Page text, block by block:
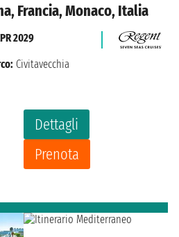
Francia, Monaco, Italia
Dettagli
Prenota
2029
Civitavecchia